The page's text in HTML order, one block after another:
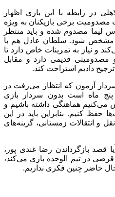
در رابطه با این بازی اظهار
برخی بازیکنان به ویژه
لیما مصدوم شده و باید منتظر
مشخص شود. سلطان عادل هم با
و نیاز به تمرینات خاص دارد تا
مصدومیتی قدیمی دارد و مقابل
دادیم استراحت کند.
آزمون که انتظار می‌رفت در
پنج ماه است بدون سردار بازی
می‌کنیم هماهنگی داشته باشیم و
حفظ کنیم. بنابراین باید در این
و انتقالات زمستانی، گزینه‌های
قصد بازگرداندن رضا غندی پور،
در تیم الوحده بازی می‌کند،
حاضر چنین فکری نداریم.